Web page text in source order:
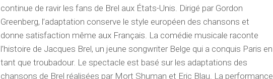
continue de ravir les fans de Brel aux États-Unis. Dirigé par Gordon
Greenberg, l’adaptation conserve le style européen des chansons et
donne satisfaction même aux Français. La comédie musicale raconte
l’histoire de Jacques Brel, un jeune songwriter Belge qui a conquis Paris en
tant que troubadour. Le spectacle est basé sur les adaptations des
chansons de Brel réalisées par Mort Shuman et Eric Blau. La performance